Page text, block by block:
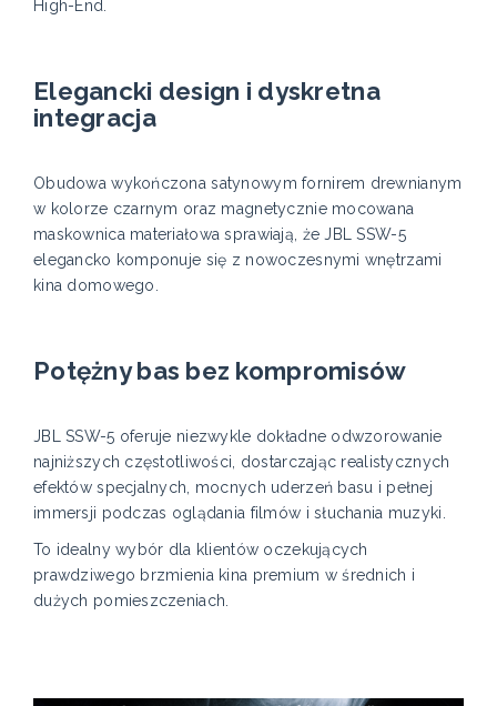
High-End.
Elegancki design i dyskretna
integracja
Obudowa wykończona satynowym fornirem drewnianym
w kolorze czarnym oraz magnetycznie mocowana
maskownica materiałowa sprawiają, że JBL SSW-5
elegancko komponuje się z nowoczesnymi wnętrzami
kina domowego.
Potężny bas bez kompromisów
JBL SSW-5 oferuje niezwykle dokładne odwzorowanie
najniższych częstotliwości, dostarczając realistycznych
efektów specjalnych, mocnych uderzeń basu i pełnej
immersji podczas oglądania filmów i słuchania muzyki.
To idealny wybór dla klientów oczekujących
prawdziwego brzmienia kina premium w średnich i
dużych pomieszczeniach.